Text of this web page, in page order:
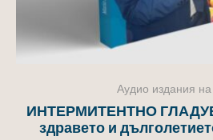
Аудио издания на
ИНТЕРМИТЕНТНО
здравето и